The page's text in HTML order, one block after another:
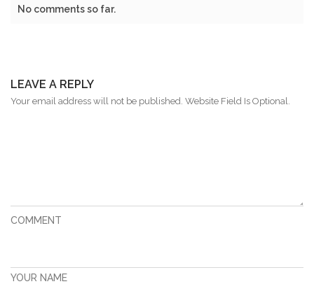
No comments so far.
LEAVE A REPLY
Your email address will not be published. Website Field Is Optional.
COMMENT
YOUR NAME